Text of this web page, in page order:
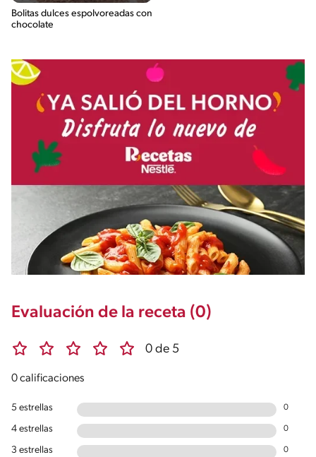
Bolitas dulces espolvoreadas con
chocolate
Evaluación de la receta (0)
0 de 5
0 calificaciones
5 estrellas 0
4 estrellas 0
3 estrellas 0